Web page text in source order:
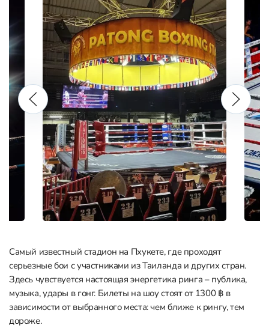
Самый известный стадион на Пхукете, где проходят
серьезные бои с участниками из Таиланда и других стран.
Здесь чувствуется настоящая энергетика ринга – публика,
музыка, удары в гонг. Билеты на шоу стоят от 1300 ฿ в
зависимости от выбранного места: чем ближе к рингу, тем
дороже.